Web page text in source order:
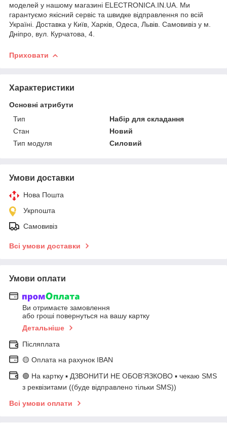
моделей у нашому магазині ELECTRONICA.IN.UA. Ми
гарантуємо якісний сервіс та швидке відправлення по всій
Україні. Доставка у Київ, Харків, Одеса, Львів. Самовивіз у м.
Дніпро, вул. Курчатова, 4.
Приховати
Характеристики
Основні атрибути
Тип
Набір для складання
Стан
Новий
Тип модуля
Силовий
Умови доставки
Нова Пошта
Укрпошта
Самовивіз
Всі умови доставки
Умови оплати
Ви отримаєте замовлення
або гроші повернуться на вашу картку
Детальніше
Післяплата
🟡 Оплата на рахунок IBAN
🟢 На картку ▪️ ДЗВОНИТИ НЕ ОБОВ'ЯЗКОВО ▪️ чекаю SMS
з реквізитами ((буде відправлено тільки SMS))
Всі умови оплати